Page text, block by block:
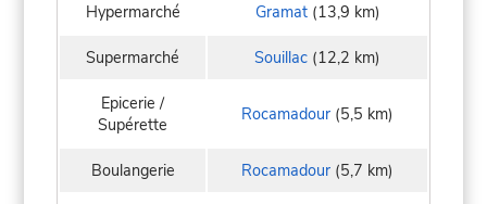
Hypermarché Gramat(13,9 km)
Supermarché Souillac (12,2 km)
Epicerie /
Supérette
Rocamadour (5,5 km)
Boulangerie Rocamadour (5,7 km)